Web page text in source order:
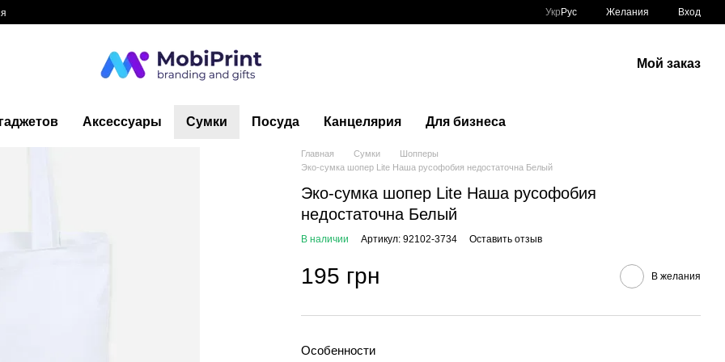
Укр Рус Желания Вход
Мой заказ
Аксессуары Сумки Посуда Канцелярия Для бизнеса
Главная Сумки
Шопперы
Эко-сумка шопер Lite Наша русофобия недостаточна Белый
Эко-сумка шопер Lite Наша русофобия
недостаточна Белый
В наличии Артикул: 92102-3734 Оставить отзыв
195 грн В желания
Особенности